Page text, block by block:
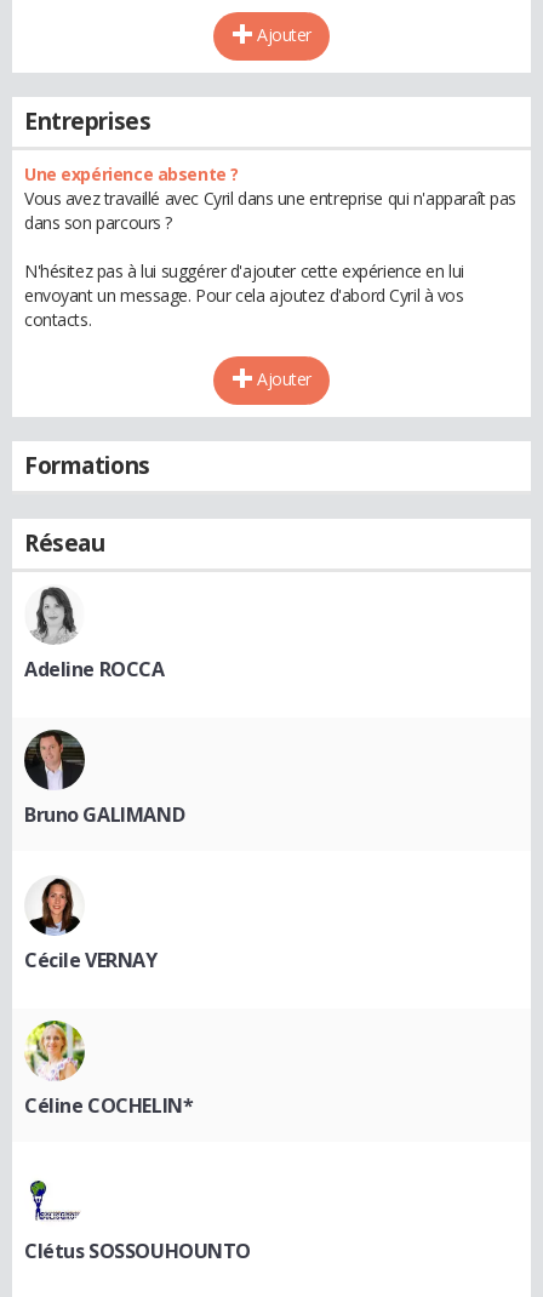
Ajouter
Entreprises
Une expérience absente ?
Vous avez travaillé avec Cyril dans une entreprise qui n'apparaît pas
dans son parcours ?
N'hésitez pas à lui suggérer d'ajouter cette expérience en lui
envoyant un message. Pour cela ajoutez d'abord Cyril à vos
contacts.
Ajouter
Formations
Réseau
Adeline ROCCA
Bruno GALIMAND
Cécile VERNAY
Céline COCHELIN*
Clétus SOSSOUHOUNTO